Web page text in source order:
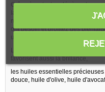
Grâce à sa texture légère et non
laisse pas de résidus. Il convient
naturels, défrisés, bouclés ou
ont besoin et profitez des
Les huiles végétales précieuses
favorisent aussi la brillance,
les huiles essentielles
douce, huile d'olive, huile